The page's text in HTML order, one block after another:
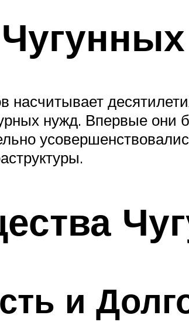
насчитывает
нужд. Впервые
и